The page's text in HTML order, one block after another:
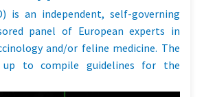
is an independent, self-governing
panel of European experts in
and/or feline medicine. The
up to compile guidelines for the